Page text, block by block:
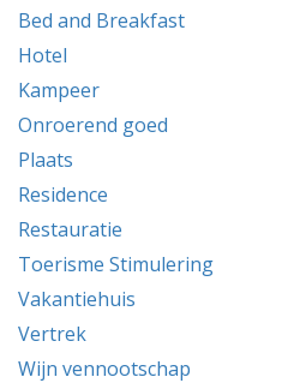
Bed and Breakfast
Hotel
Kampeer
Onroerend goed
Plaats
Residence
Restauratie
Toerisme Stimulering
Vakantiehuis
Vertrek
Wijn vennootschap